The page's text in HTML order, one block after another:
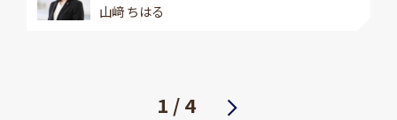
山﨑 ちはる
1 / 4 次へ